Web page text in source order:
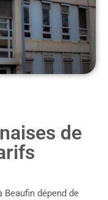
de
Beaufin dépend de